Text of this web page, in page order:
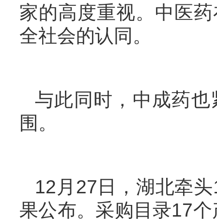
家的高度重视。中医
全社会的认同。
与此同时，中成药
围。
12月27日，湖北牵
果公布。采购目录17